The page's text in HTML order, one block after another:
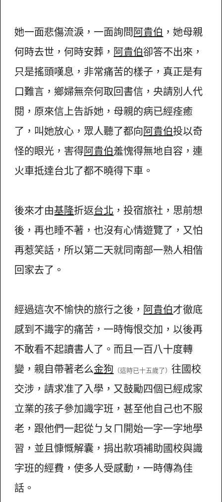
她一面悲傷流淚，一面詢問阿貴伯 ，她母親
何時去世，何時安葬， 阿貴伯卻答不出來，
只是搖頭嘆息，非常痛苦的樣子，真正是有
口難言，鄉婦無奈何取回書信，央請別人代
閱，原來信上告訴她，母親的病已經痊癒
了，叫她放心，眾人聽了都向阿貴伯投以奇
怪的眼光，害得阿貴伯羞愧得無地自容，連
火車抵達台北了都不曉得下車。
後來才由基隆折返台北 ，投宿旅社，思前想
後，再也睡不著，也沒有心情遊覽了，又怕
再惹笑話，所以第二天就同南部一熟人相偕
回家去了。
經過這次不愉快的旅行之後， 阿貴伯才徹底
感到不識字的痛苦，一時悔恨交加，以後再
不敢看不起讀書人了。而且一百八十度轉
變，親自帶著老么金狗 （這時已十五歲了）往國校
交涉，請求准了入學，又鼓勵四個已經成家
立業的孩子參加識字班，甚至他自己也不服
老，跟他們一起從ㄅㄆㄇ開始一字一字地學
習，並且慷慨解囊，捐出款項補助國校與識
字班的經費，使多人受感動，一時傳為佳
話。